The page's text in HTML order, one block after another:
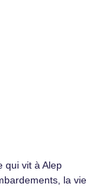
qui vit à Alep
la vie